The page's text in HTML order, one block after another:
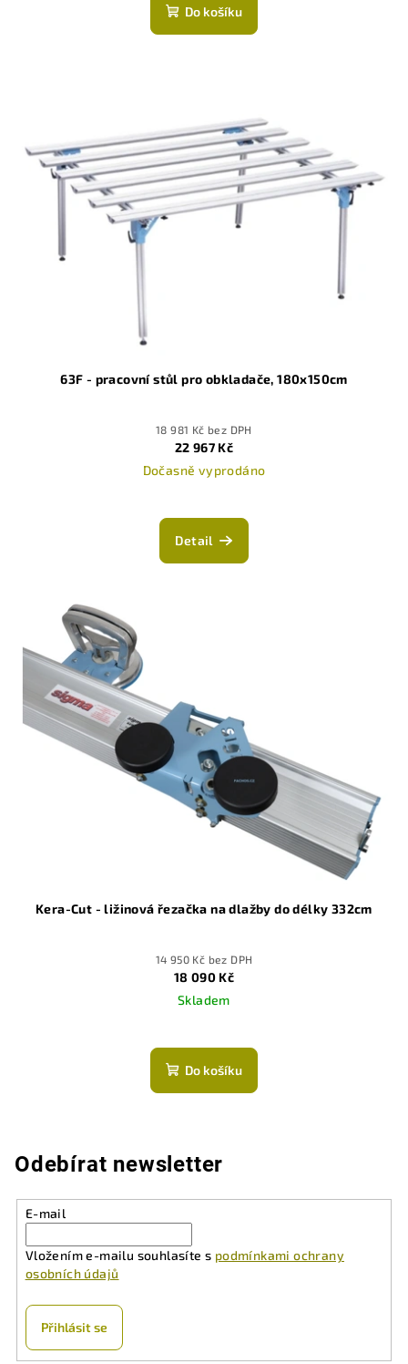
Do košíku
63F - pracovní stůl pro obkladače, 180x150cm
18 981 Kč bez DPH
22 967 Kč
Dočasně vyprodáno
Detail
Kera-Cut - ližinová řezačka na dlažby do délky 332cm
14 950 Kč bez DPH
18 090 Kč
Skladem
hodnocení
produktu
hvězdiček.
Do košíku
Odebírat newsletter
E-mail
Vložením e-mailu souhlasíte s podmínkami ochrany
osobních údajů
Přihlásit se